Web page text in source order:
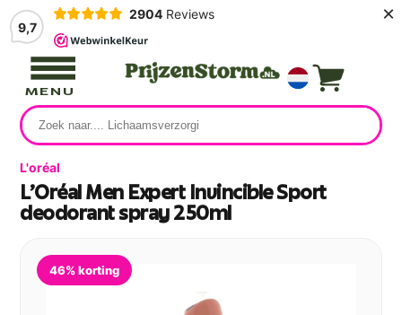
9,7
2904 Reviews ×
MENU
L'oréal
L'Oréal Men Expert Invincible Sport
deodorant spray 250ml
46% korting